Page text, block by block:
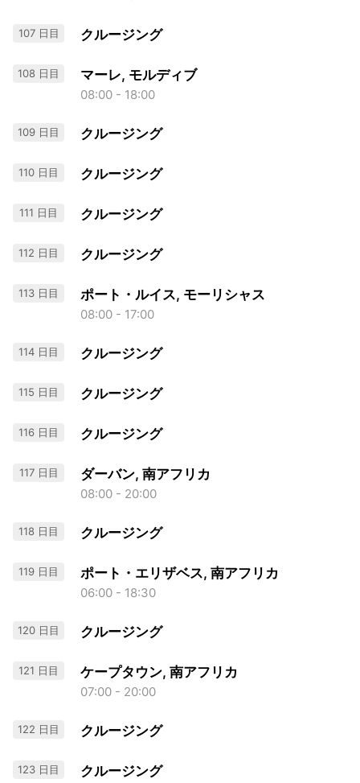
107 日目 クルージング
108 日目 マーレ, モルディブ
08:00 - 18:00
109 日目 クルージング
110 日目 クルージング
111 日目 クルージング
112 日目 クルージング
113 日目 ポート・ルイス, モーリシャス
08:00 - 17:00
114 日目 クルージング
115 日目 クルージング
116 日目 クルージング
117 日目 ダーバン, 南アフリカ
08:00 - 20:00
118 日目 クルージング
119 日目 ポート・エリザベス, 南アフリカ
06:00 - 18:30
120 日目 クルージング
121 日目 ケープタウン, 南アフリカ
07:00 - 20:00
122 日目 クルージング
123 日目 クルージング